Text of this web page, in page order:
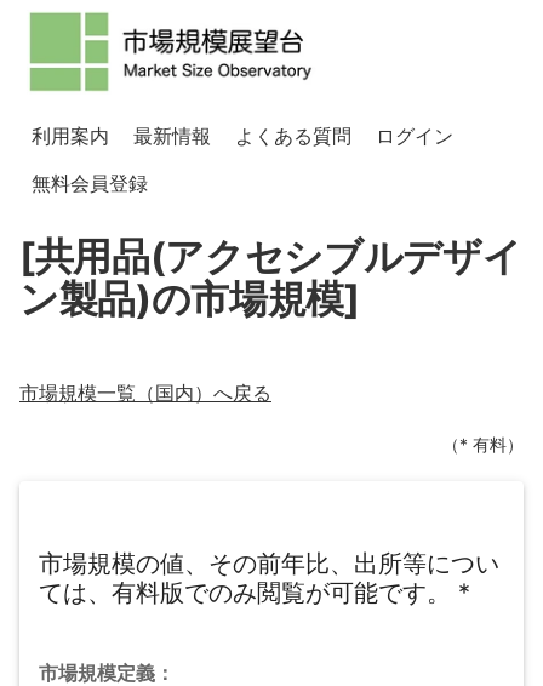
利用案内 最新情報 よくある質問
ログイン
無料会員登録
[共用品(アクセシブルデザイ
ン製品)の市場規模]
市場規模一覧（国内）へ戻る
（* 有料）
市場規模の値、その前年比、出所等につい
ては、有料版でのみ閲覧が可能です。
*
市場規模定義：